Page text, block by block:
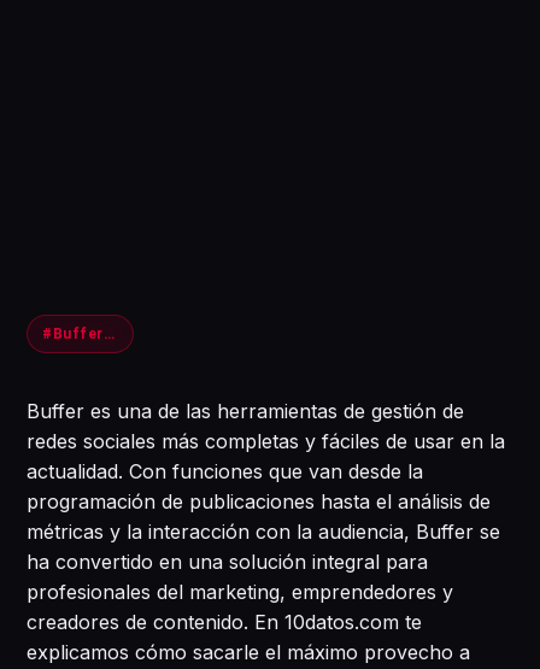
#Buffer #RedesSociales #Gaming
Buffer es una de las herramientas de gestión de
redes sociales más completas y fáciles de usar en la
actualidad. Con funciones que van desde la
programación de publicaciones hasta el análisis de
métricas y la interacción con la audiencia, Buffer se
ha convertido en una solución integral para
profesionales del marketing, emprendedores y
creadores de contenido. En 10datos.com te
explicamos cómo sacarle el máximo provecho a